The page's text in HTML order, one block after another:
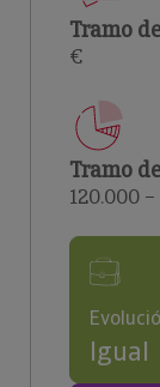
Tramo
€
Tramo
120.000
Igual